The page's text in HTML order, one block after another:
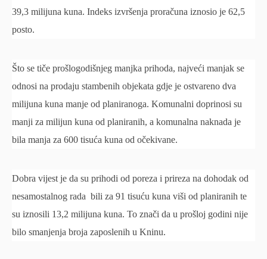
39,3 milijuna kuna. Indeks izvršenja proračuna iznosio je 62,5
posto.
Što se tiče prošlogodišnjeg manjka prihoda, najveći manjak se
odnosi na prodaju stambenih objekata gdje je ostvareno dva
milijuna kuna manje od planiranoga. Komunalni doprinosi su
manji za milijun kuna od planiranih, a komunalna naknada je
bila manja za 600 tisuća kuna od očekivane.
Dobra vijest je da su prihodi od poreza i prireza na dohodak od
nesamostalnog rada bili za 91 tisuću kuna viši od planiranih te
su iznosili 13,2 milijuna kuna. To znači da u prošloj godini nije
bilo smanjenja broja zaposlenih u Kninu.